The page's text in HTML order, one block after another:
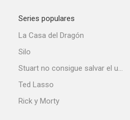
Series populares
La Casa del Dragón
Silo
Stuart no consigue salvar el universo
Ted Lasso
Rick y Morty